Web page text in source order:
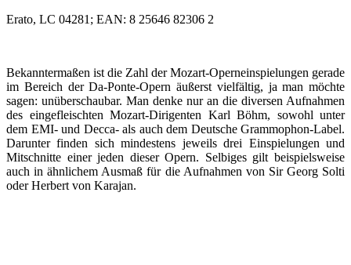
Erato, LC 04281; EAN: 8 25646 82306 2
Bekanntermaßen ist die Zahl der Mozart-Operneinspielungen gerade
im Bereich der Da-Ponte-Opern äußerst vielfältig, ja man möchte
sagen: unüberschaubar. Man denke nur an die diversen Aufnahmen
des eingefleischten Mozart-Dirigenten Karl Böhm, sowohl unter
dem EMI- und Decca- als auch dem Deutsche Grammophon-Label.
Darunter finden sich mindestens jeweils drei Einspielungen und
Mitschnitte einer jeden dieser Opern. Selbiges gilt beispielsweise
auch in ähnlichem Ausmaß für die Aufnahmen von Sir Georg Solti
oder Herbert von Karajan.